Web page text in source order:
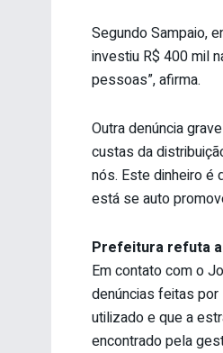
Segundo Sampaio,
investiu R$ 400 mil
pessoas”, afirma.
Outra denúncia
custas da
nós. Este dinheiro é
está se auto
Prefeitura refuta
Em contato com o
denúncias feitas
utilizado e que a
encontrado pela